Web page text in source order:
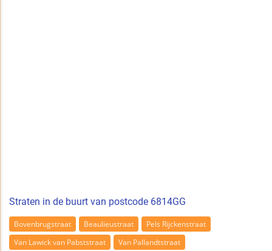
Straten in de buurt van postcode 6814GG
Bovenbrugstraat Beaulieustraat
Pels Rijckenstraat
Van Lawick van Pabststraat
Van Pallandtstraat